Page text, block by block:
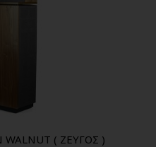
WALNUT ( ΖΕΥΓΟΣ )